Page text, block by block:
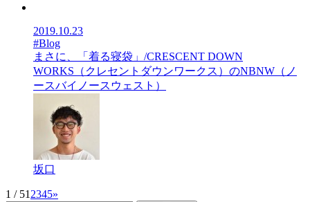
2019.10.23
#Blog
まさに、「着る寝袋」/CRESCENT DOWN
WORKS（クレセントダウンワークス）のNBNW（ノ
ースバイノースウェスト）
坂口
1 / 51 2345»